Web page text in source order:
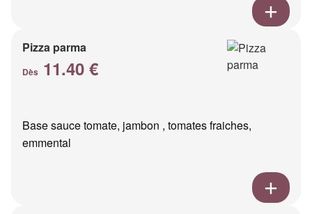
Pizza parma
Dès 11.40 €
Base sauce tomate, jambon , tomates fraiches,
emmental